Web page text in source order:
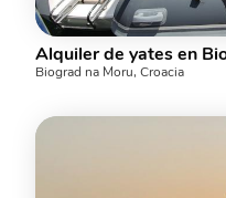
Biograd na Moru, Croacia